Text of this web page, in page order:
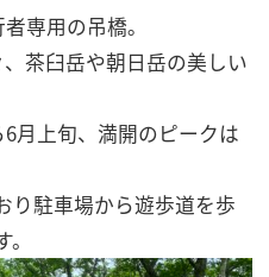
専用の吊橋｡
茶臼岳や朝日岳の美しい
月上旬、満開のピークは
り駐車場から遊歩道を歩